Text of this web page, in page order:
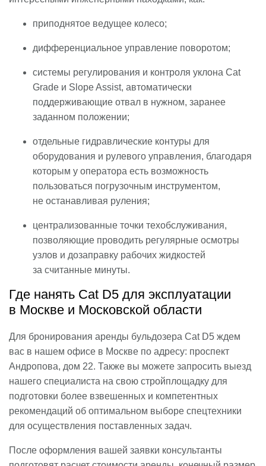
приподнятое ведущее колесо;
дифференциальное управление поворотом;
системы регулирования и контроля уклона Cat
Grade и Slope Assist, автоматически
поддерживающие отвал в нужном, заранее
заданном положении;
отдельные гидравлические контуры для
оборудования и рулевого управления, благодаря
которым у оператора есть возможность
пользоваться погрузочным инструментом,
не останавливая руления;
централизованные точки техобслуживания,
позволяющие проводить регулярные осмотры
узлов и дозаправку рабочих жидкостей
за считанные минуты.
Где нанять Cat D5 для эксплуатации
в Москве и Московской области
Для бронирования аренды бульдозера Cat D5 ждем
вас в нашем офисе в Москве по адресу: проспект
Андропова, дом 22. Также вы можете запросить выезд
нашего специалиста на свою стройплощадку для
подготовки более взвешенных и компетентных
рекомендаций об оптимальном выборе спецтехники
для осуществления поставленных задач.
После оформления вашей заявки консультанты